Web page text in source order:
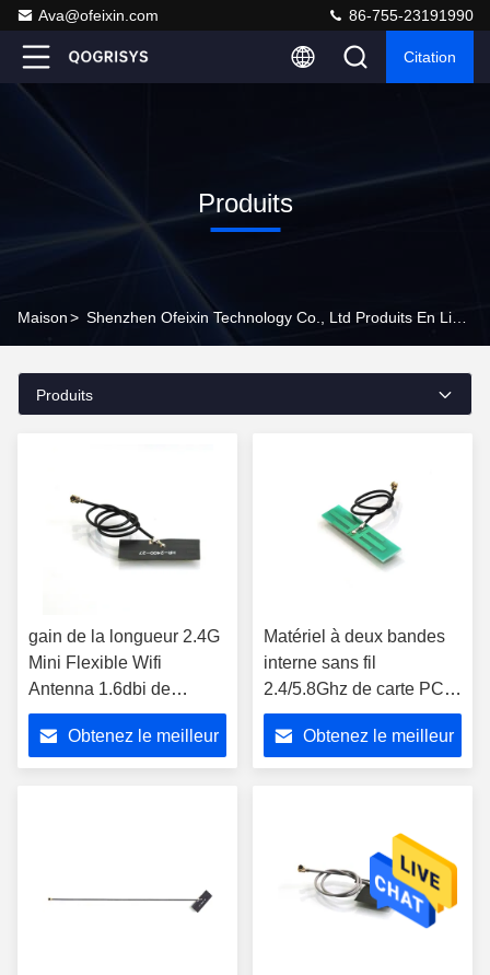
Ava@ofeixin.com 86-755-23191990
Citation
Produits
Maison>
Produits
gain de la longueur 2.4G
Mini Flexible Wifi
Antenna 1.6dbi de
200mm avec le
connecteur d'UFL
Obtenez le meilleur
Matériel à deux bandes
interne sans fil
2.4/5.8Ghz de carte PCB
de connecteur de
l'antenne IPEX de WLAN
WiFi
Obtenez le meilleur